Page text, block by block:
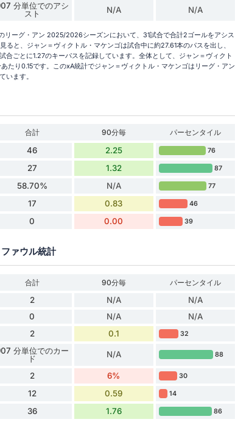
分単位でのアシ
スト
N/A N/A
リーグ・アン 2025/2026シーズンにおいて、31試合で合計2ゴールをアシス
ると、ジャン＝ヴィクトル・マケンゴは試合中に約27.61本のパスを出し、
合ごとに1.27のキーパスを記録しています。全体として、ジャン＝ヴィクト
たり0.15です。このxA統計でジャン＝ヴィクトル・マケンゴはリーグ・アン
います。
合計 90分毎
パーセンタイル
46 2.25 76
27 1.32 87
58.70% N/A 77
17 0.83 46
0 0.00 39
ァウル統計
合計 90分毎
パーセンタイル
2 N/A N/A
0 N/A N/A
2 0.1 32
分単位でのカー
ド
N/A 88
2 6% 30
12 0.59 14
36 1.76 86